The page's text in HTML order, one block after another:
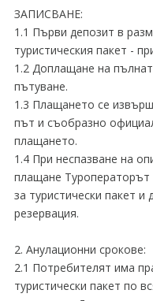
ЗАПИСВАНЕ:
1.1 Първи депозит в
туристическия пакет -
1.2 Доплащане на
пътуване.
1.3 Плащането се
път и съобразно
плащането.
1.4 При неспазване на
плащане Туроператорът
за туристически пакет и
резервация.
2. Анулационни срокове:
2.1 Потребителят има
туристически пакет по